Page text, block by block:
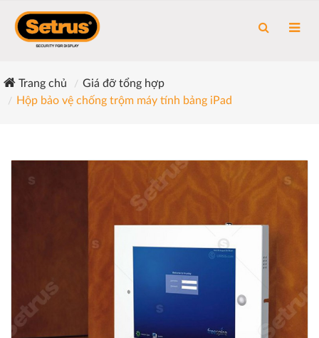
Trang chủ
Giá đỡ tổng hợp
Hộp bảo vệ chống trộm máy tính bảng iPad